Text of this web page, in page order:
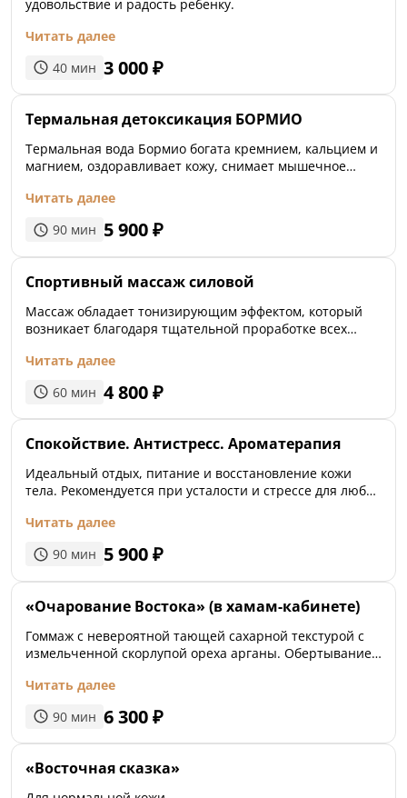
шейно-плечевой зоны.
удовольствие и радость ребенку.
Читать далее
40 мин 3 000₽
Термальная детоксикация БОРМИО
Термальная вода Бормио богата кремнием, кальцием и
магнием, оздоравливает кожу, снимает мышечное
систему и опорно-двигательный аппарат, способствует
Читать далее
90 мин 5 900₽
Спортивный массаж силовой
Массаж обладает тонизирующим эффектом, который
возникает благодаря тщательной проработке всех
ведущий активный образ жизни и занимающихся
Читать далее
60 мин 4 800₽
Спокойствие. Антистресс. Ароматерапия
Идеальный отдых, питание и восстановление кожи
тела. Рекомендуется при усталости и стрессе для любой
кожи. В начале выходных и отпуска для более быстрого
восстановления.
Читать далее
90 мин 5 900₽
«Очарование Востока» (в хамам-кабинете)
Гоммаж с невероятной тающей сахарной текстурой с
измельченной скорлупой ореха арганы. Обертывание
питает и восстанавливает структуру кожи. Процедура
телу и наполняет ощущением умиротворения и
комфорта.
Читать далее
90 мин 6 300₽
«Восточная сказка»